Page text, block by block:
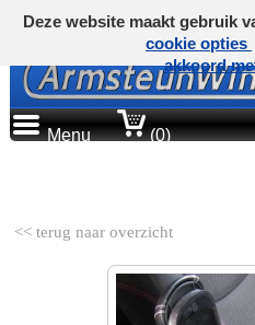
Menu (0)
<< terug naar overzicht
Deze website maakt gebruik
cookie opties
akkoord